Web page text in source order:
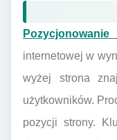
Pozycjonowanie
internetowej w
wyżej strona
użytkowników.
pozycji strony.